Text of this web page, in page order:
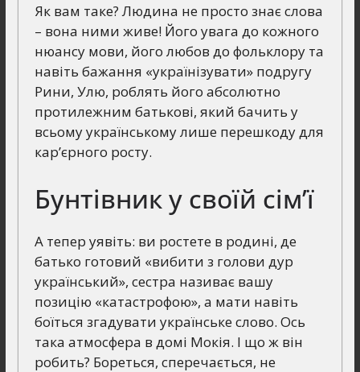
Як вам таке? Людина не просто знає слова
– вона ними живе! Його увага до кожного
нюансу мови, його любов до фольклору та
навіть бажання «українізувати» подругу
Рини, Улю, роблять його абсолютно
протилежним батькові, який бачить у
всьому українському лише перешкоду для
кар’єрного росту.
Бунтівник у своїй сім’ї
А тепер уявіть: ви ростете в родині, де
батько готовий «вибити з голови дур
український», сестра називає вашу
позицію «катастрофою», а мати навіть
боїться згадувати українське слово. Ось
така атмосфера в домі Мокія. І що ж він
робить? Бореться, сперечається, не